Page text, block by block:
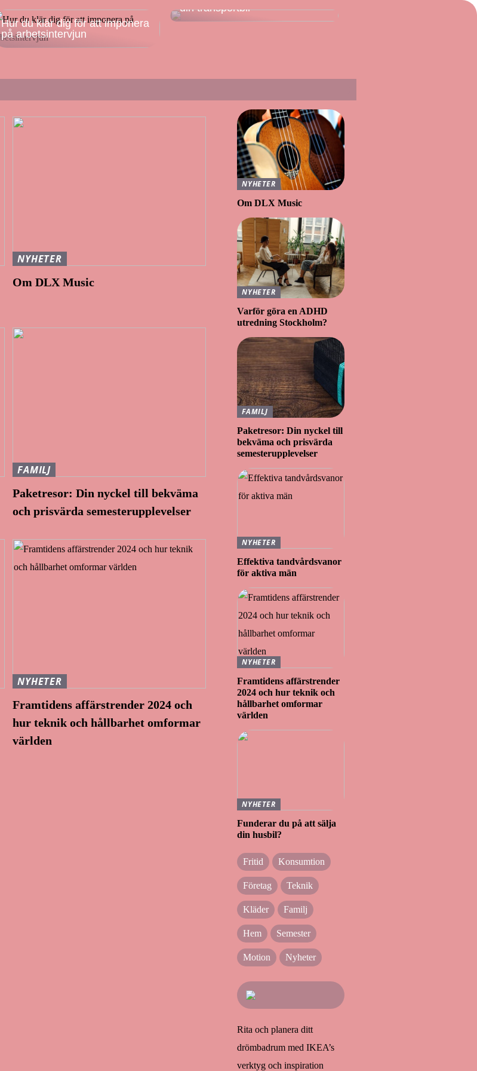
Hur du klär dig för att imponera
på arbetsintervjun
din transportbil
NYHETER
Om DLX Music
FAMILJ
Paketresor: Din nyckel till bekväma
och prisvärda semesterupplevelser
NYHETER
Framtidens affärstrender 2024 och
hur teknik och hållbarhet omformar
världen
NYHETER
Om DLX Music
NYHETER
Varför göra en ADHD
utredning Stockholm?
FAMILJ
Paketresor: Din nyckel till
bekväma och prisvärda
semesterupplevelser
NYHETER
Effektiva tandvårdsvanor
för aktiva män
NYHETER
Framtidens affärstrender
2024 och hur teknik och
hållbarhet omformar
världen
NYHETER
Funderar du på att sälja
din husbil?
Fritid Konsumtion
Företag Teknik
Kläder Familj
Hem Semester
Motion Nyheter
Rita och planera ditt
drömbadrum med IKEA’s
verktyg och inspiration